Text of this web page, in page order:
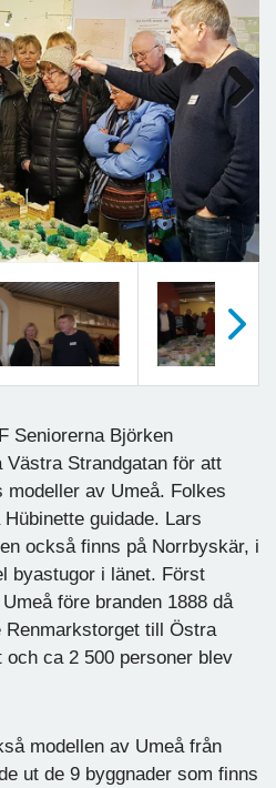
Seniorerna Björken
Västra Strandgatan för att
modeller av Umeå. Folkes
guidade. Lars
också finns på Norrbyskär, i
byastugor i länet. Först
före branden 1888 då
Renmarkstorget till Östra
och ca 2 500 personer blev
modellen av Umeå från
ut de 9 byggnader som finns